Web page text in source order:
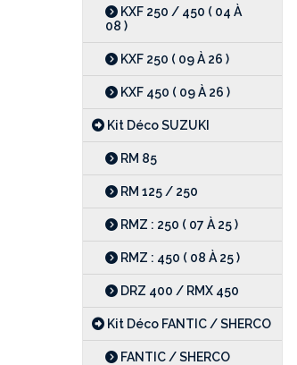
KXF 250 / 450 ( 04 À
08 )
KXF 250 ( 09 À 26 )
KXF 450 ( 09 À 26 )
Kit Déco SUZUKI
RM 85
RM 125 / 250
RMZ : 250 ( 07 À 25 )
RMZ : 450 ( 08 À 25 )
DRZ 400 / RMX 450
Kit Déco FANTIC / SHERCO
FANTIC / SHERCO
-33 %
Kit plastiques UFO GASGAS MC 65 2021
> 2023
74,00€ 110,00€